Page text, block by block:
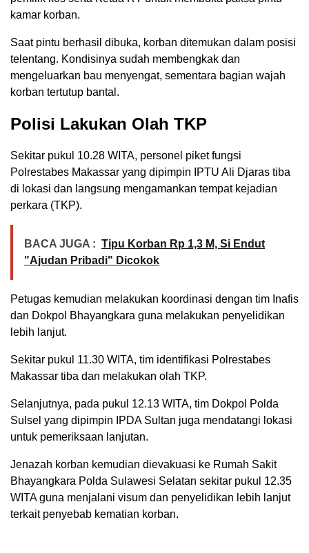
kamar korban.
Saat pintu berhasil dibuka, korban ditemukan dalam posisi
telentang. Kondisinya sudah membengkak dan
mengeluarkan bau menyengat, sementara bagian wajah
korban tertutup bantal.
Polisi Lakukan Olah TKP
Sekitar pukul 10.28 WITA, personel piket fungsi
Polrestabes Makassar yang dipimpin IPTU Ali Djaras tiba
di lokasi dan langsung mengamankan tempat kejadian
perkara (TKP).
BACA JUGA : Tipu Korban Rp 1,3 M, Si Endut
"Ajudan Pribadi" Dicokok
Petugas kemudian melakukan koordinasi dengan tim Inafis
dan Dokpol Bhayangkara guna melakukan penyelidikan
lebih lanjut.
Sekitar pukul 11.30 WITA, tim identifikasi Polrestabes
Makassar tiba dan melakukan olah TKP.
Selanjutnya, pada pukul 12.13 WITA, tim Dokpol Polda
Sulsel yang dipimpin IPDA Sultan juga mendatangi lokasi
untuk pemeriksaan lanjutan.
Jenazah korban kemudian dievakuasi ke Rumah Sakit
Bhayangkara Polda Sulawesi Selatan sekitar pukul 12.35
WITA guna menjalani visum dan penyelidikan lebih lanjut
terkait penyebab kematian korban.